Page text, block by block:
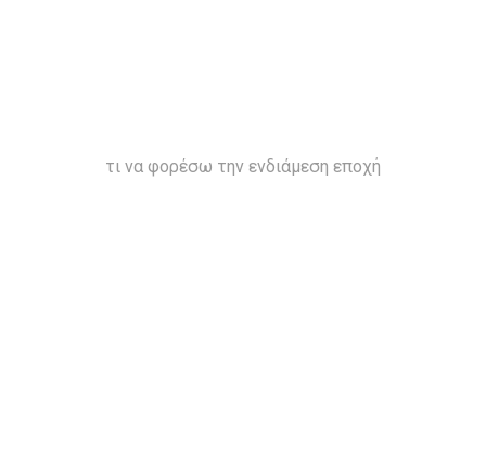
τι να φορέσω την ενδιάμεση εποχή